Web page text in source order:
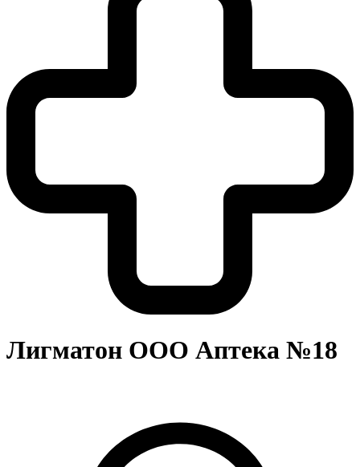
Лигматон ООО Аптека №18